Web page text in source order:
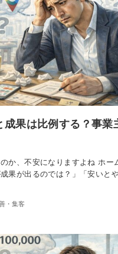
果は比例する？事業
か、不安になりますよね ホー
果が出るのでは？」「安いと
・集客